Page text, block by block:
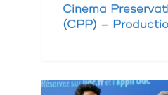
Cinema
(CPP) –